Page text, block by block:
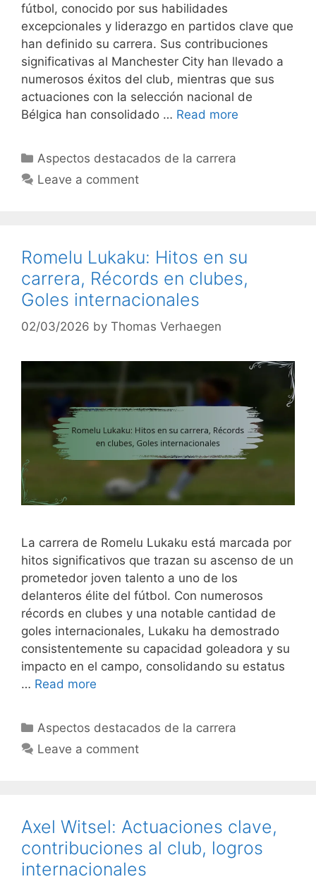
fútbol, conocido por sus habilidades
excepcionales y liderazgo en partidos clave que
han definido su carrera. Sus contribuciones
significativas al Manchester City han llevado a
numerosos éxitos del club, mientras que sus
actuaciones con la selección nacional de
Bélgica han consolidado … Read more
Categories
Aspectos destacados de la carrera
Leave a comment
Romelu Lukaku: Hitos en su
carrera, Récords en clubes,
Goles internacionales
02/03/2026 by Thomas Verhaegen
La carrera de Romelu Lukaku está marcada por
hitos significativos que trazan su ascenso de un
prometedor joven talento a uno de los
delanteros élite del fútbol. Con numerosos
récords en clubes y una notable cantidad de
goles internacionales, Lukaku ha demostrado
consistentemente su capacidad goleadora y su
impacto en el campo, consolidando su estatus
… Read more
Categories
Aspectos destacados de la carrera
Leave a comment
Axel Witsel: Actuaciones clave,
contribuciones al club, logros
internacionales